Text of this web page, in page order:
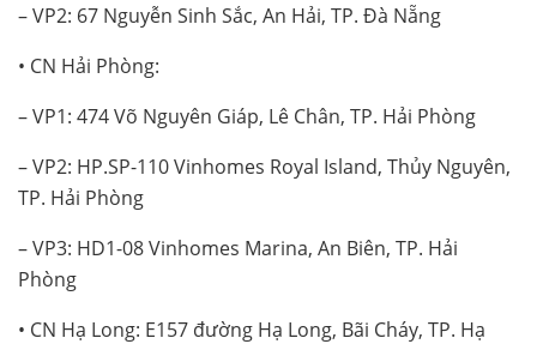
– VP2: 67 Nguyễn Sinh Sắc, An Hải, TP. Đà Nẵng
• CN Hải Phòng:
– VP1: 474 Võ Nguyên Giáp, Lê Chân, TP. Hải Phòng
– VP2: HP.SP-110 Vinhomes Royal Island, Thủy Nguyên,
TP. Hải Phòng
– VP3: HD1-08 Vinhomes Marina, An Biên, TP. Hải
Phòng
• CN Hạ Long: E157 đường Hạ Long, Bãi Cháy, TP. Hạ